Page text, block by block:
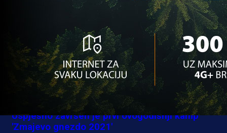
Uspješno završen je prvi ovogodišnji kamp
'Zmajevo gnezdo 2021'